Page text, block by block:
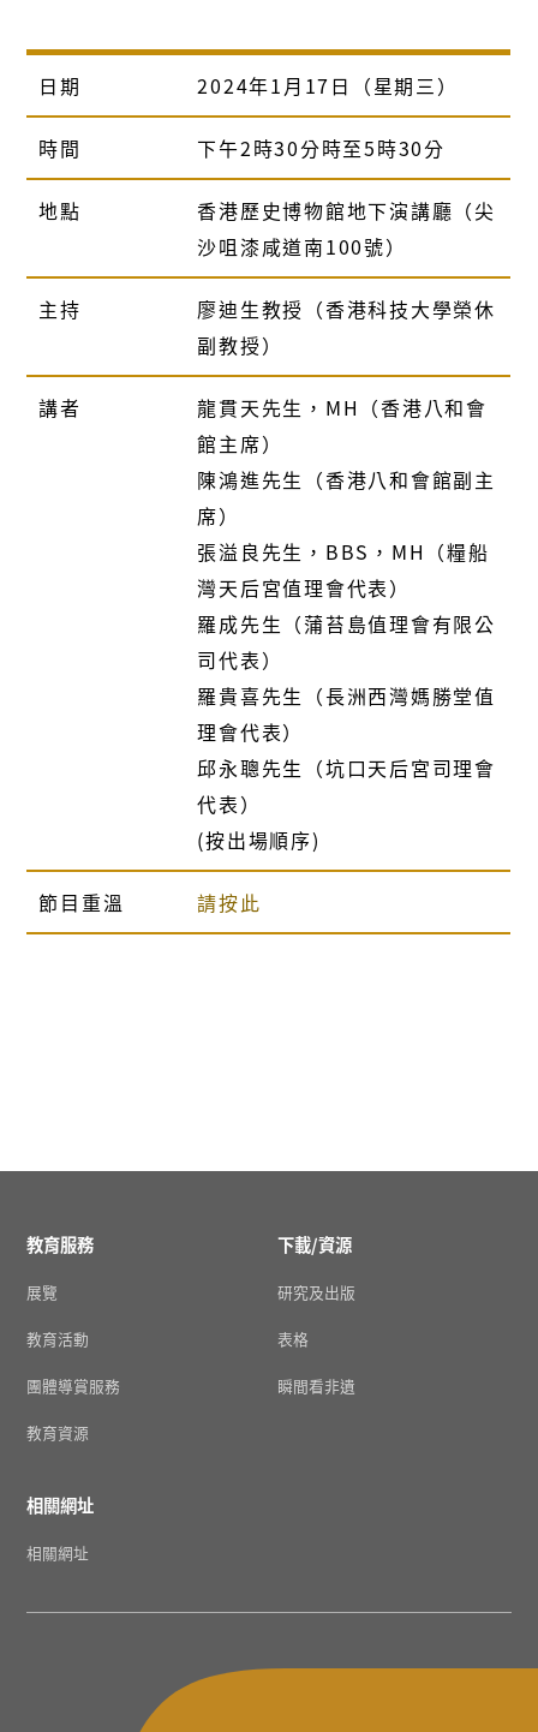
日期 2024年1月17日（星期三）
時間 下午2時30分時至5時30分
地點
香港歷史博物館地下演講廳（尖
沙咀漆咸道南100號）
主持
廖迪生教授（香港科技大學榮休
副教授）
講者
龍貫天先生，MH（香港八和會
館主席）
陳鴻進先生（香港八和會館副主
席）
張溢良先生，BBS，MH（糧船
灣天后宮值理會代表）
羅成先生（蒲苔島值理會有限公
司代表）
羅貴喜先生（長洲西灣媽勝堂值
理會代表）
邱永聰先生（坑口天后宮司理會
代表）
(按出場順序)
節目重溫 請按此
教育服務
展覽
教育活動
團體導賞服務
教育資源
下載/資源
研究及出版
表格
瞬間看非遺
相關網址
相關網址